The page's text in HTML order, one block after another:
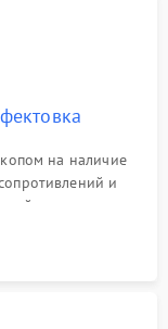
на наличие
и
питания,